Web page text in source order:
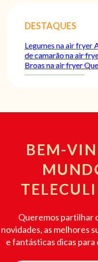
DESTAQUES
Legumes na air fryer
de camarão na air
Broas na air fryer
BEM-
Queremos partilhar
novidades, as melhores
e fantásticas dicas para